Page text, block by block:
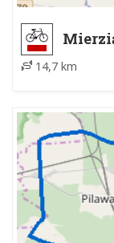
14,7 km